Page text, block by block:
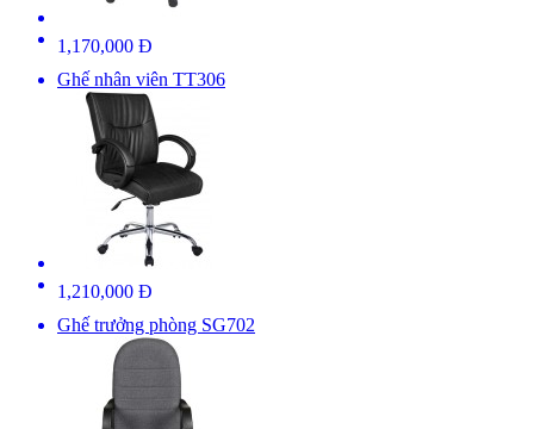
1,170,000 Đ
Ghế nhân viên TT306
1,210,000 Đ
Ghế trưởng phòng SG702